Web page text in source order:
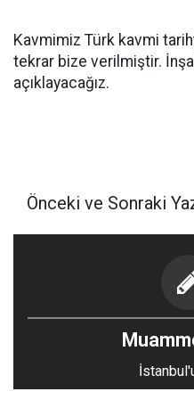
Kavmimiz Türk kavmi
tekrar bize verilmiştir.
açıklayacağız.
Önceki ve Sonraki